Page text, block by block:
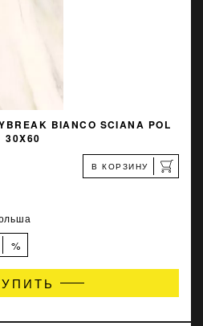
BIANCO SCIANA POL
30X60
В КОРЗИНУ
%